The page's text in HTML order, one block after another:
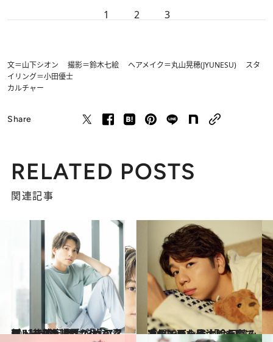
1 2 3
文＝山下シオン 撮影＝鈴木七絵 ヘアメイク＝丸山晃穂(JYUNESU) スタ
イリング＝小田優士
カルチャー
Share
RELATED POSTS
関連記事
2022.9.17
ミュージカル界が大注目！ 三浦宏規、23歳の素顔 【後篇】 舞台「ヘアスプレー」を語る
カルチャー 2022.9.7
声優・西山宏太朗を育てたマンガ８作 「今回読み返してまた号泣しました」
カルチャー